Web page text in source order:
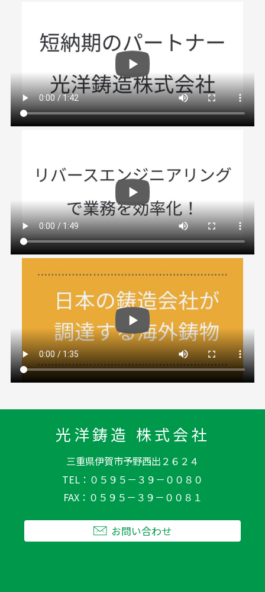
光洋鋳造 株式会社
三重県伊賀市予野西出２６２４
TEL
０５９５－３９－００８０
FAX
０５９５－３９－００８１
お問い合わせ